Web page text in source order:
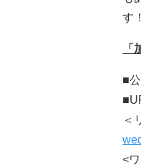
す
■
＜
<